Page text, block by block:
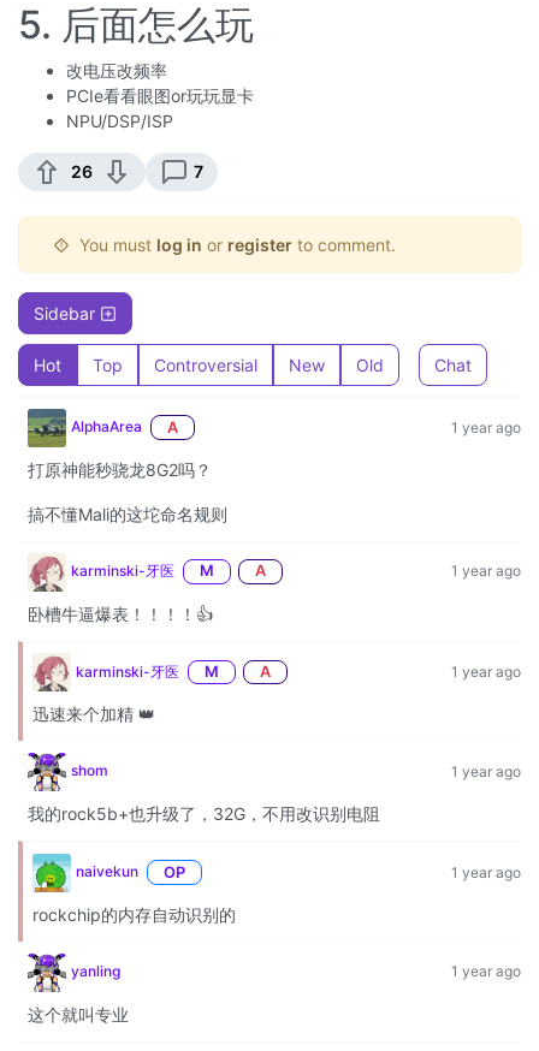
5. 后面怎么玩
改电压改频率
PCIe看看眼图or玩玩显卡
NPU/DSP/ISP
26 7
You must log in or register to comment.
Sidebar
Hot Top Controversial New Old Chat
AlphaArea A 1 year ago
打原神能秒骁龙8G2吗？
搞不懂Mali的这坨命名规则
karminski-牙医 M A 1 year ago
卧槽牛逼爆表！！！！👍
karminski-牙医 M A 1 year ago
迅速来个加精 👑
shom 1 year ago
我的rock5b+也升级了，32G，不用改识别电阻
naivekun OP 1 year ago
rockchip的内存自动识别的
yanling 1 year ago
这个就叫专业